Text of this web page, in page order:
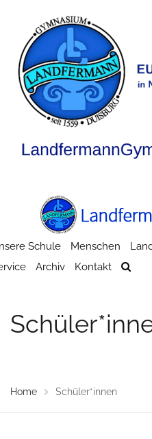
Schule Menschen
Archiv Kontakt
Home Schüler*innen